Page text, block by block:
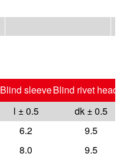
Blind sleeveBlind rivet head
l ± 0.5 dk ± 0.5
6.2
9.5
8.0
9.5